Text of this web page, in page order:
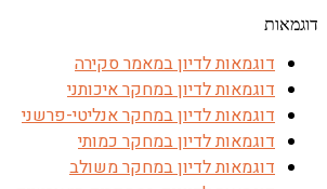
דוגמאות
דוגמאות לדיון במאמר סקירה
דוגמאות לדיון במחקר איכותני
דוגמאות לדיון במחקר אנליטי-פרשני
דוגמאות לדיון במחקר כמותי
דוגמאות לדיון במחקר משולב